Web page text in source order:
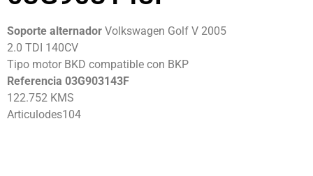
Soporte alternador Volkswagen Golf V 2005
2.0 TDI 140CV
Tipo motor BKD compatible con BKP
Referencia 03G903143F
122.752 KMS
Articulodes104